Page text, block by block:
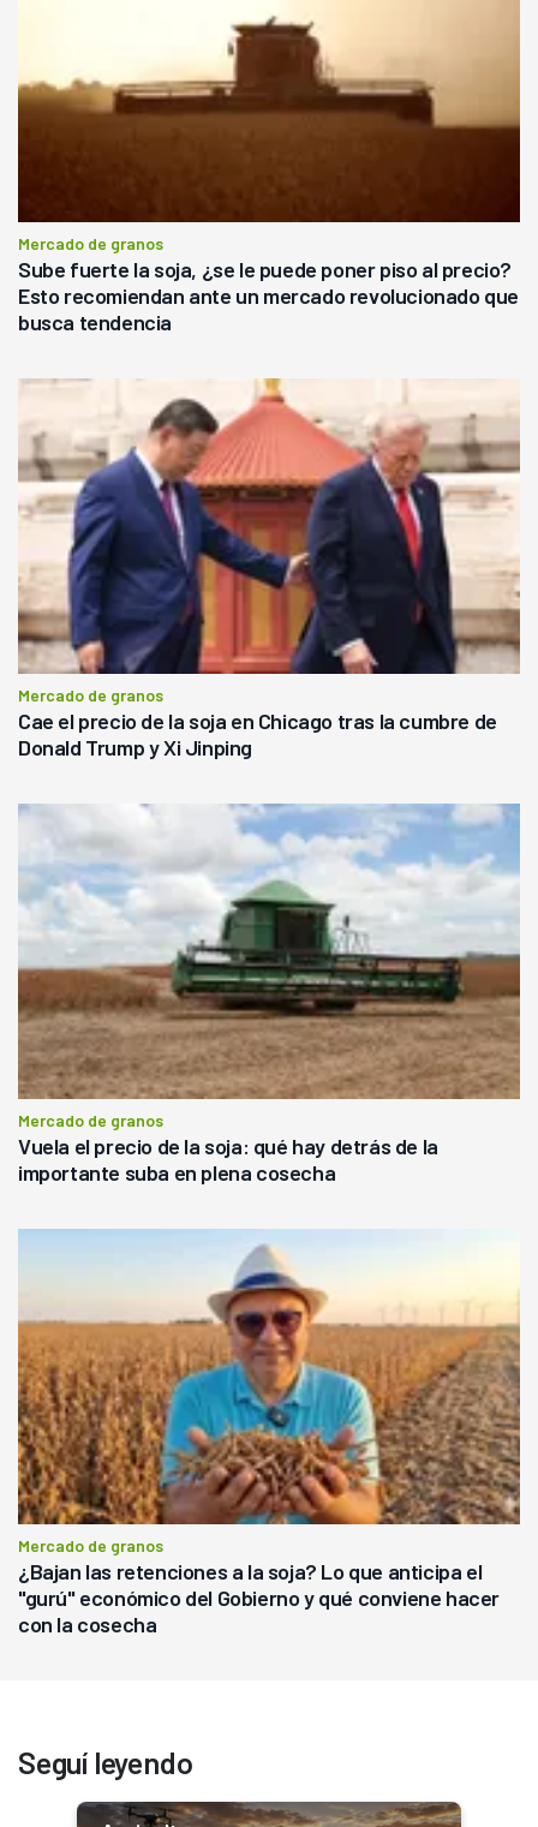
Mercado de granos
Sube fuerte la soja, ¿se le puede poner piso al precio?
Esto recomiendan ante un mercado revolucionado que
busca tendencia
Mercado de granos
Cae el precio de la soja en Chicago tras la cumbre de
Donald Trump y Xi Jinping
Mercado de granos
Vuela el precio de la soja: qué hay detrás de la
importante suba en plena cosecha
Mercado de granos
¿Bajan las retenciones a la soja? Lo que anticipa el
"gurú" económico del Gobierno y qué conviene hacer
con la cosecha
Seguí leyendo